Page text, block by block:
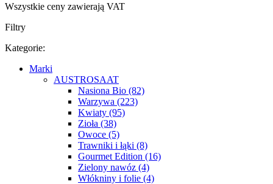
Wszystkie ceny zawierają VAT
Filtry
Kategorie:
Marki
AUSTROSAAT
Nasiona Bio (82)
Warzywa (223)
Kwiaty (95)
Zioła (38)
Owoce (5)
Trawniki i łąki (8)
Gourmet Edition (16)
Zielony nawóz (4)
Włókniny i folie (4)